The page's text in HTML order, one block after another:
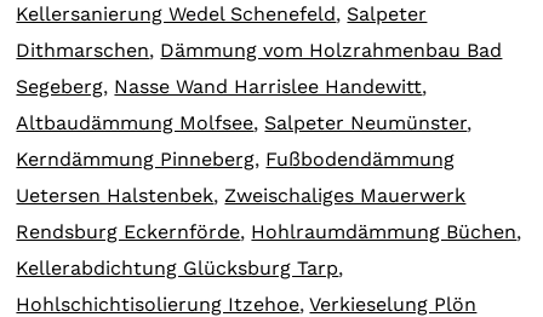
Kellersanierung Wedel Schenefeld, Salpeter
Dithmarschen, Dämmung vom Holzrahmenbau Bad
Segeberg, Nasse Wand Harrislee Handewitt,
Altbaudämmung Molfsee, Salpeter Neumünster,
Kerndämmung Pinneberg, Fußbodendämmung
Uetersen Halstenbek, Zweischaliges Mauerwerk
Rendsburg Eckernförde, Hohlraumdämmung Büchen,
Kellerabdichtung Glücksburg Tarp,
Hohlschichtisolierung Itzehoe,Verkieselung Plön